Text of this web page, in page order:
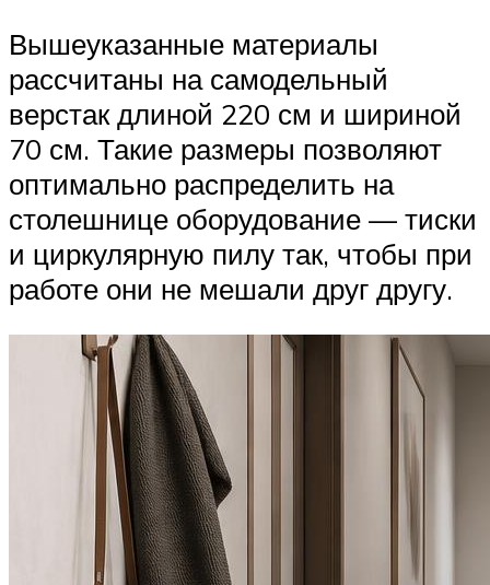
Вышеуказанные материалы
рассчитаны на самодельный
верстак длиной 220 см и шириной
70 см. Такие размеры позволяют
оптимально распределить на
столешнице оборудование — тиски
и циркулярную пилу так, чтобы при
работе они не мешали друг другу.